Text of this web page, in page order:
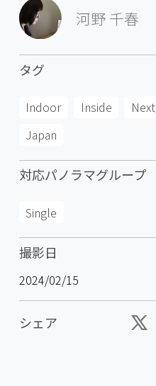
河野 千春
タグ
Indoor Inside
Japan
対応パノラマグループ
Single
撮影日
2024/02/15
シェア